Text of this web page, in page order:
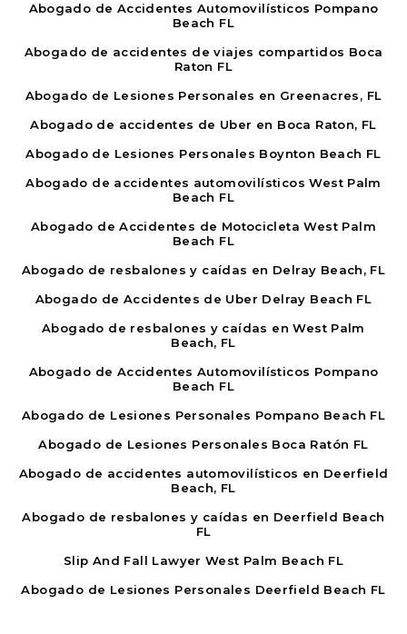
Abogado de Accidentes Automovilísticos Pompano
Beach FL
Abogado de accidentes de viajes compartidos Boca
Raton FL
Abogado de Lesiones Personales en Greenacres, FL
Abogado de accidentes de Uber en Boca Raton, FL
Abogado de Lesiones Personales Boynton Beach FL
Abogado de accidentes automovilísticos West Palm
Beach FL
Abogado de Accidentes de Motocicleta West Palm
Beach FL
Abogado de resbalones y caídas en Delray Beach, FL
Abogado de Accidentes de Uber Delray Beach FL
Abogado de resbalones y caídas en West Palm
Beach, FL
Abogado de Accidentes Automovilísticos Pompano
Beach FL
Abogado de Lesiones Personales Pompano Beach FL
Abogado de Lesiones Personales Boca Ratón FL
Abogado de accidentes automovilísticos en Deerfield
Beach, FL
Abogado de resbalones y caídas en Deerfield Beach
FL
Slip And Fall Lawyer West Palm Beach FL
Abogado de Lesiones Personales Deerfield Beach FL